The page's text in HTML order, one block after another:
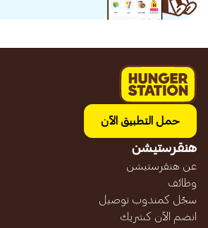
حمل التطبيق الآن
هنقرستيشن
عن هنقرستيشن
وظائف
سجّل كمندوب توصيل
انضم الآن كشريك